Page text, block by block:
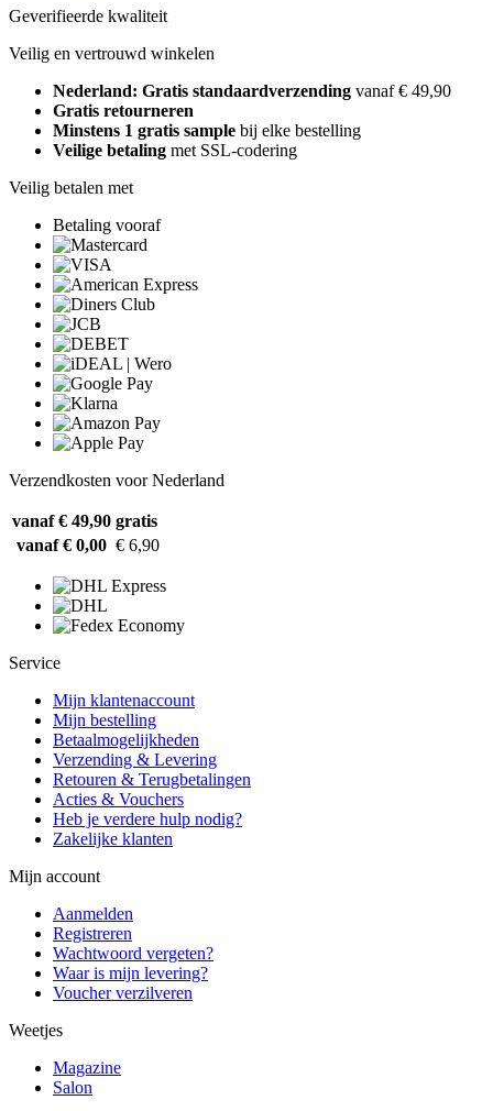
Geverifieerde kwaliteit
Veilig en vertrouwd winkelen
Nederland: Gratis standaardverzending vanaf € 49,90
Gratis retourneren
Minstens 1 gratis sample bij elke bestelling
Veilige betaling met SSL-codering
Veilig betalen met
Betaling vooraf
Verzendkosten voor Nederland
vanaf € 49,90 gratis
vanaf € 0,00 € 6,90
Service
Mijn klantenaccount
Mijn bestelling
Betaalmogelijkheden
Verzending & Levering
Retouren & Terugbetalingen
Acties & Vouchers
Heb je verdere hulp nodig?
Zakelijke klanten
Mijn account
Aanmelden
Registreren
Wachtwoord vergeten?
Waar is mijn levering?
Voucher verzilveren
Weetjes
Magazine
Salon